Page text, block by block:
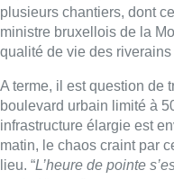
D’autres facteurs ont
lumineuse, ainsi que le
de Tervueren était, elle,
est-ce une conséquence
Montgomery ou parce
ont choisi cette artère? “
Il
vaut mieux attendre une
conclusions
“, selon Inge